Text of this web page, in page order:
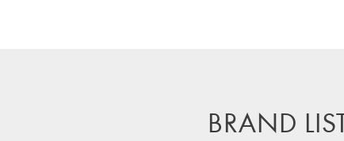
BRAND LIST